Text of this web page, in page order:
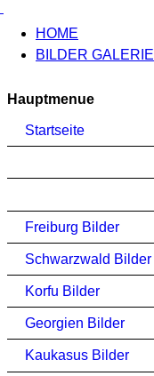
HOME
BILDER GALERIE
Hauptmenue
Startseite
Freiburg Bilder
Schwarzwald Bilder
Korfu Bilder
Georgien Bilder
Kaukasus Bilder